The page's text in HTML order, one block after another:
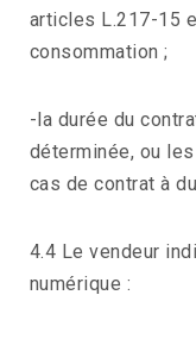
articles L.217-15
consommation ;
-la durée du
déterminée, ou
cas de contrat à
4.4 Le vendeur
numérique :